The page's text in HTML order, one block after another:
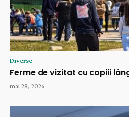
Diverse
Ferme de vizitat cu copiii
mai 28, 2026